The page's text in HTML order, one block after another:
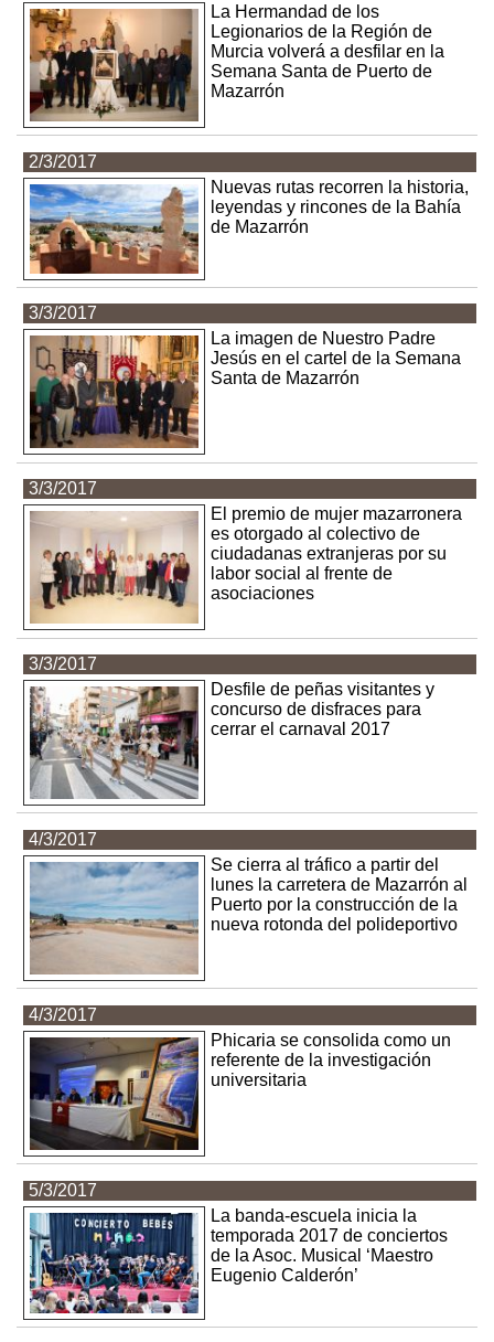
La Hermandad de los
Legionarios de la Región de
Murcia volverá a desfilar en la
Semana Santa de Puerto de
Mazarrón
2/3/2017
Nuevas rutas recorren la historia,
leyendas y rincones de la Bahía
de Mazarrón
3/3/2017
La imagen de Nuestro Padre
Jesús en el cartel de la Semana
Santa de Mazarrón
3/3/2017
El premio de mujer mazarronera
es otorgado al colectivo de
ciudadanas extranjeras por su
labor social al frente de
asociaciones
3/3/2017
Desfile de peñas visitantes y
concurso de disfraces para
cerrar el carnaval 2017
4/3/2017
Se cierra al tráfico a partir del
lunes la carretera de Mazarrón al
Puerto por la construcción de la
nueva rotonda del polideportivo
4/3/2017
Phicaria se consolida como un
referente de la investigación
universitaria
5/3/2017
La banda-escuela inicia la
temporada 2017 de conciertos
de la Asoc. Musical ‘Maestro
Eugenio Calderón’